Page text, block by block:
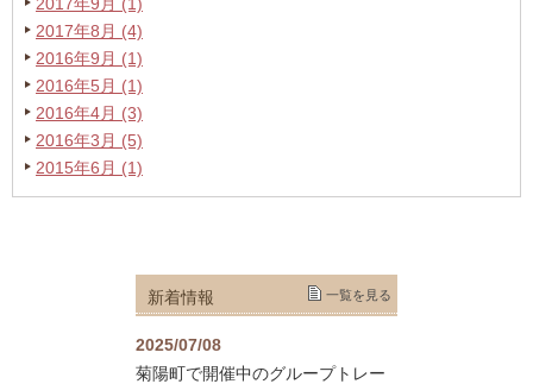
2017年8月 (4)
2016年9月 (1)
2016年5月 (1)
2016年4月 (3)
2016年3月 (5)
2015年6月 (1)
新着情報 一覧を見る
2025/07/08
菊陽町で開催中のグループトレー